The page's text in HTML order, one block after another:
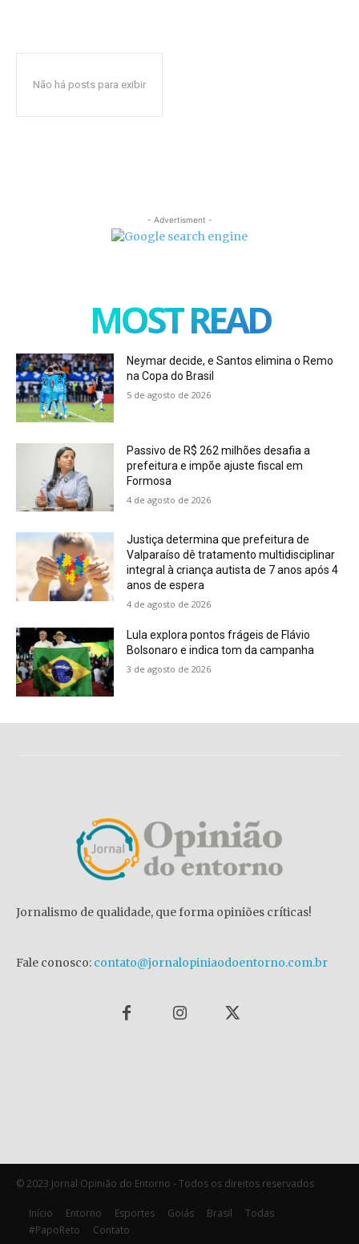
Não há posts para exibir
- Advertisment -
MOST READ
Neymar decide, e Santos elimina o Remo
na Copa do Brasil
5 de agosto de 2026
Passivo de R$ 262 milhões desafia a
prefeitura e impõe ajuste fiscal em
Formosa
4 de agosto de 2026
Justiça determina que prefeitura de
Valparaíso dê tratamento multidisciplinar
integral à criança autista de 7 anos após 4
anos de espera
4 de agosto de 2026
Lula explora pontos frágeis de Flávio
Bolsonaro e indica tom da campanha
3 de agosto de 2026
Jornalismo de qualidade, que forma opiniões críticas!
Fale conosco: contato@jornalopiniaodoentorno.com.br
© 2023 Jornal Opinião do Entorno - Todos os direitos reservados
Início Entorno Esportes Goiás Brasil
Todas
#PapoReto
Contato